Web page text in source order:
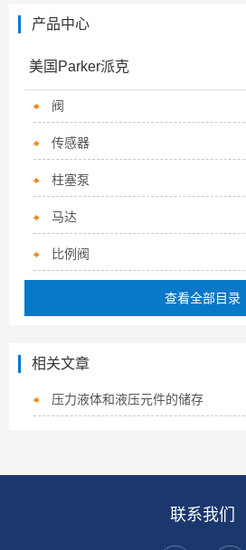
产品中心
美国Parker派克
阀
传感器
柱塞泵
马达
比例阀
查看全部目录
相关文章
压力液体和液压元件的储存
联系我们